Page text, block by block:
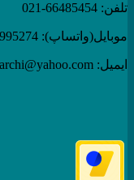
تلفن: 66485454-021
موبایل(واتساپ): 09369995274
ایمیل: majid_goharchi@yahoo.com